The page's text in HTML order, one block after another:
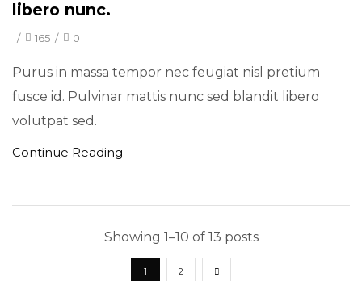
libero nunc.
/ 165 / 0
Purus in massa tempor nec feugiat nisl pretium
fusce id. Pulvinar mattis nunc sed blandit libero
volutpat sed.
Continue Reading
Showing 1–10 of 13 posts
1 2